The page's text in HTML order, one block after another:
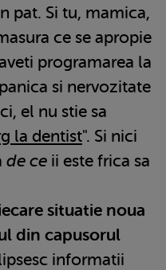
pat. Si tu, mamica,
ce se apropie
programarea la
si nervozitate
el nu stie sa
la dentist". Si nici
de ce ii este frica sa
situatie noua
din capusorul
informatii